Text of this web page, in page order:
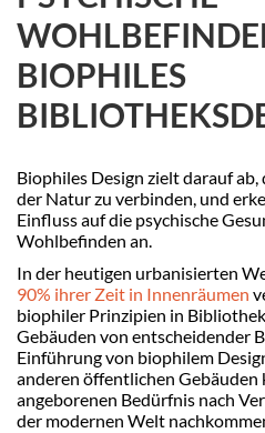
BIOPHILES
Biophiles Design zielt darauf
der Natur zu verbinden, und
Einfluss auf die psychische
Wohlbefinden an.
In der heutigen urbanisierten
90% ihrer Zeit in Innenräumen
biophiler Prinzipien in
Gebäuden von entscheidender
Einführung von biophilem
anderen öffentlichen Gebäuden
angeborenen Bedürfnis nach
der modernen Welt